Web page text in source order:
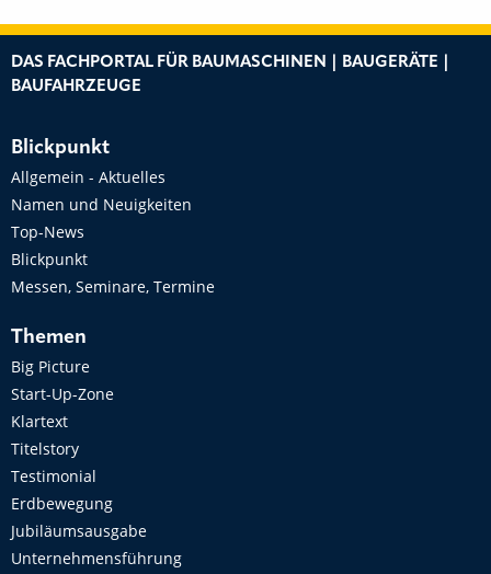
DAS FACHPORTAL FÜR BAUMASCHINEN | BAUGERÄTE |
BAUFAHRZEUGE
Blickpunkt
Allgemein - Aktuelles
Namen und Neuigkeiten
Top-News
Blickpunkt
Messen, Seminare, Termine
Themen
Big Picture
Start-Up-Zone
Klartext
Titelstory
Testimonial
Erdbewegung
Jubiläumsausgabe
Unternehmensführung